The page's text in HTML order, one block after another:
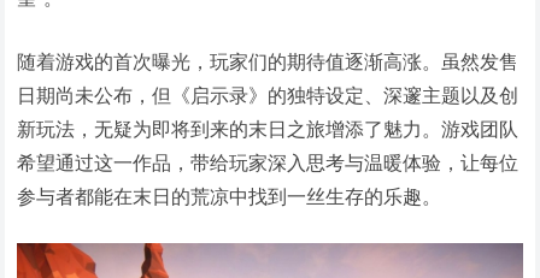
随着游戏的首次曝光，玩家们的期待值逐渐高涨。虽然发售
日期尚未公布，但《启示录》的独特设定、深邃主题以及创
新玩法，无疑为即将到来的末日之旅增添了魅力。游戏团队
希望通过这一作品，带给玩家深入思考与温暖体验，让每位
参与者都能在末日的荒凉中找到一丝生存的乐趣。